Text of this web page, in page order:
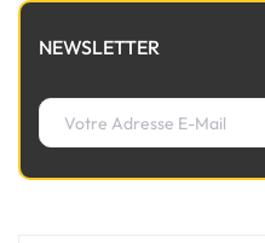
NEWSLETTER